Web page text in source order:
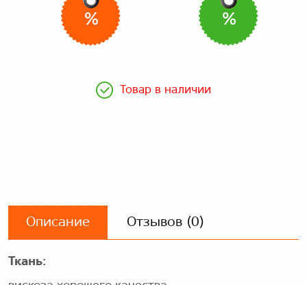
% %
Товар в наличии
Описание Отзывов (0)
Ткань: